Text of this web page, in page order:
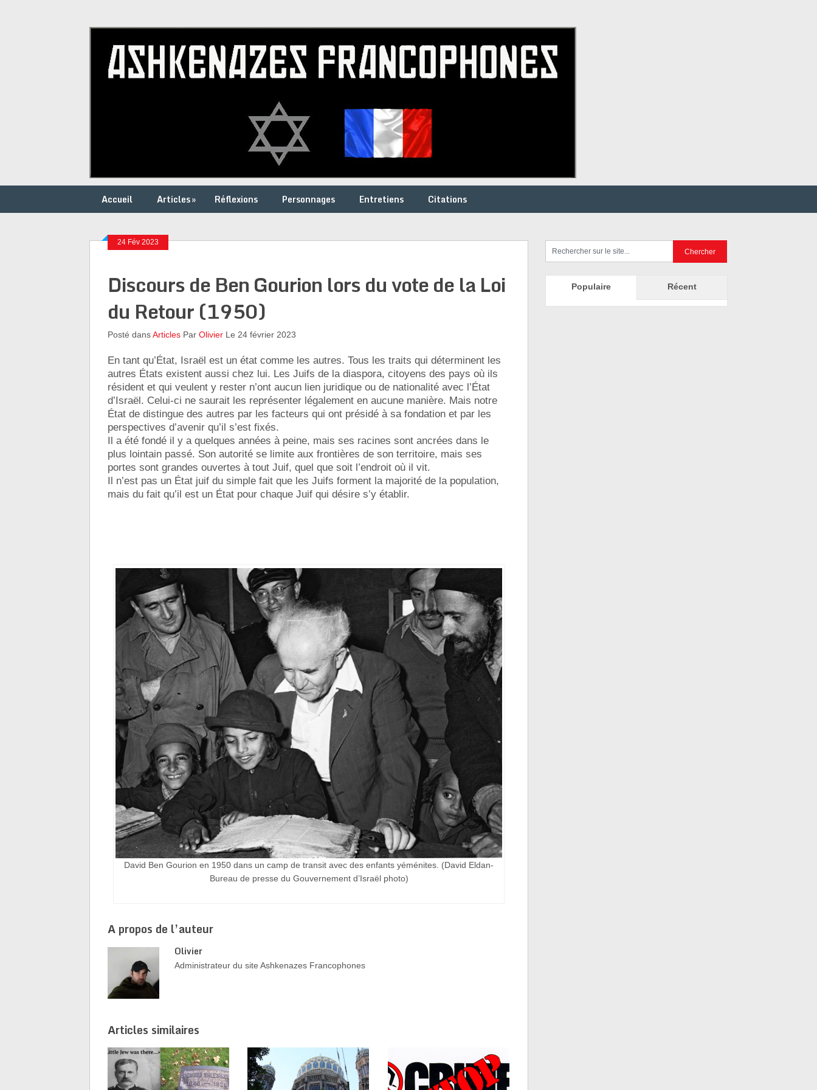
Accueil Articles» Réflexions Personnages Entretiens Citations
24 Fév 2023
Discours de Ben Gourion lors du vote de la Loi
du Retour (1950)
Posté dansArticlesPar OlivierLe 24 février 2023
En tant qu’État, Israël est un état comme les autres. Tous les traits qui déterminent les
autres États existent aussi chez lui. Les Juifs de la diaspora, citoyens des pays où ils
résident et qui veulent y rester n’ont aucun lien juridique ou de nationalité avec l’État
d’Israël. Celui-ci ne saurait les représenter légalement en aucune manière. Mais notre
État de distingue des autres par les facteurs qui ont présidé à sa fondation et par les
perspectives d’avenir qu’il s’est fixés.
Il a été fondé il y a quelques années à peine, mais ses racines sont ancrées dans le
plus lointain passé. Son autorité se limite aux frontières de son territoire, mais ses
portes sont grandes ouvertes à tout Juif, quel que soit l’endroit où il vit.
Il n’est pas un État juif du simple fait que les Juifs forment la majorité de la population,
mais du fait qu’il est un État pour chaque Juif qui désire s’y établir.
David Ben Gourion en 1950 dans un camp de transit avec des enfants yéménites. (David Eldan-
Bureau de presse du Gouvernement d’Israël photo)
A propos de l’auteur
Olivier
Administrateur du site Ashkenazes Francophones
Articles similaires
Populaire Récent